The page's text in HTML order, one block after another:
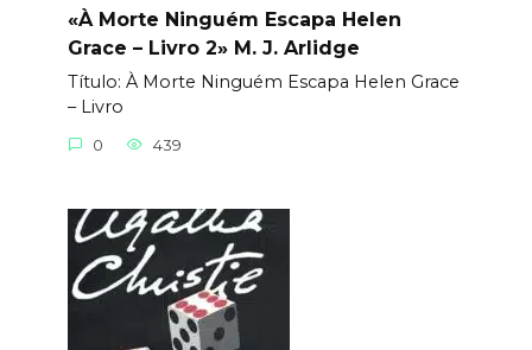
«À Morte Ninguém Escapa Helen
Grace – Livro 2» M. J. Arlidge
Título: À Morte Ninguém Escapa Helen Grace
– Livro
0 439